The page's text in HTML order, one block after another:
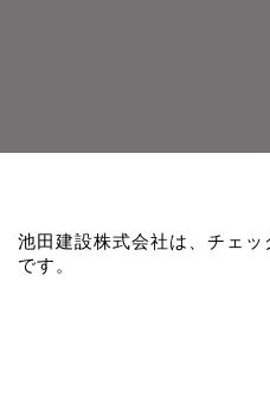
池田建設株式会社は、チェ
です。